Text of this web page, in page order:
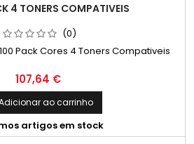
4 TONERS COMPATIVEIS
(0)
Pack Cores 4 Toners Compativeis
Preço
107,64 €
ao carrinho
artigos em stock